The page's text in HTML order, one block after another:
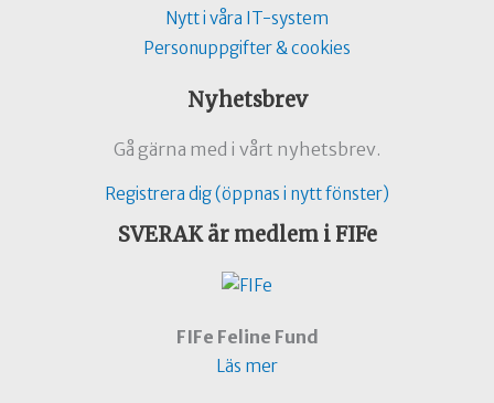
Nytt i våra IT-system
Personuppgifter & cookies
Nyhetsbrev
Gå gärna med i vårt nyhetsbrev.
Registrera dig (öppnas i nytt fönster)
SVERAK är medlem i FIFe
FIFe Feline Fund
Läs mer